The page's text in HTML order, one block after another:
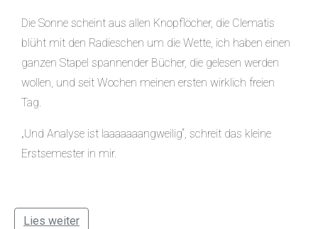
Die Sonne scheint aus allen Knopflöcher, die Clematis
blüht mit den Radieschen um die Wette, ich haben einen
ganzen Stapel spannender Bücher, die gelesen werden
wollen, und seit Wochen meinen ersten wirklich freien
Tag.
„Und Analyse ist laaaaaaangweilig“, schreit das kleine
Erstsemester in mir.
Lies weiter